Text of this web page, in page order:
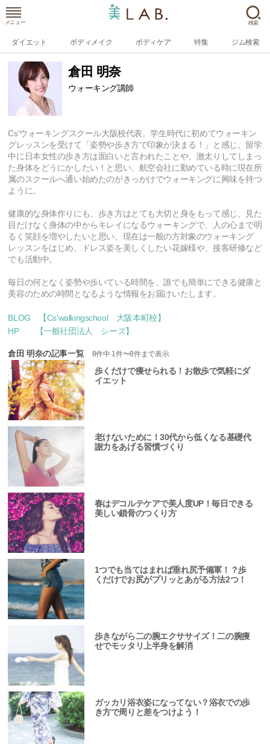
メニュー 検索
ダイエット ボディメイク ボディケア 特集 ジム検索
倉田 明奈
ウォーキング講師
Cs'ウォーキングスクール大阪校代表。学生時代に初めてウォーキン
グレッスンを受けて「姿勢や歩き方で印象が決まる！」と感じ、留学
中に日本女性の歩き方は面白いと言われたことや、激太りしてしまっ
た身体をどうにかしたい！と思い、航空会社に勤めている時に現在所
属のスクールへ通い始めたのがきっかけでウォーキングに興味を持つ
ように。
健康的な身体作りにも、歩き方はとても大切と身をもって感じ、見た
目だけなく身体の中からキレイになるウォーキングで、人の心まで明
るく笑顔を増やしたいと思い、現在は一般の方対象のウォーキング
レッスンをはじめ、ドレス姿を美しくしたい花嫁様や、接客研修など
でも活動中。
毎日の何となく姿勢や歩いている時間を、誰でも簡単にできる健康と
美容のための時間となるような情報をお届けいたします。
BLOG 【Cs'walkingschool 大阪本町校】
HP 【一般社団法人 シーズ】
倉田 明奈の記事一覧 8件中 1件〜8件まで表示
歩くだけで痩せられる！お散歩で気軽にダ
イエット
老けないために！30代から低くなる基礎代
謝力をあげる習慣づくり
春はデコルテケアで美人度UP！毎日できる
美しい鎖骨のつくり方
1つでも当てはまれば垂れ尻予備軍！？歩
くだけでお尻がプリッとあがる方法2つ！
歩きながら二の腕エクササイズ！二の腕痩
せでモッタリ上半身を解消
ガッカリ浴衣姿になってない？浴衣での歩
き方で周りと差をつけよう！